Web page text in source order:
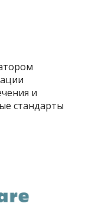
и
стандарты